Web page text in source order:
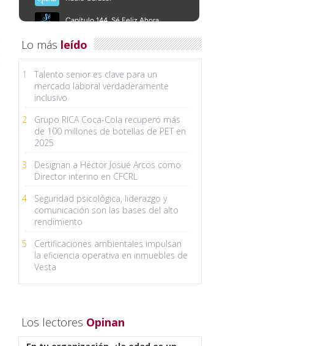
Lo más leído
1
Talento senior es clave para un
mercado laboral verdaderamente
inclusivo
2
Grupo RICA Coca-Cola recuperó más
de 100 millones de botellas de PET en
2025
3
Designan a Héctor Josué Arcos como
Director interino en CFCRL
4
Seguridad psicológica, liderazgo y
comunicación son las bases del alto
rendimiento
5
Certificaciones ambientales impulsan
la eficiencia operativa en inmuebles de
Vesta
Los lectores Opinan